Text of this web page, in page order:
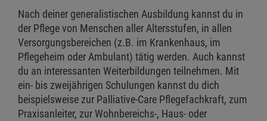
Nach deiner generalistischen Ausbildung kannst du in
der Pflege von Menschen aller Altersstufen, in allen
Versorgungsbereichen (z.B. im Krankenhaus, im
Pflegeheim oder Ambulant) tätig werden. Auch kannst
du an interessanten Weiterbildungen teilnehmen. Mit
ein- bis zweijährigen Schulungen kannst du dich
beispielsweise zur Palliative-Care Pflegefachkraft, zum
Praxisanleiter, zur Wohnbereichs-, Haus- oder